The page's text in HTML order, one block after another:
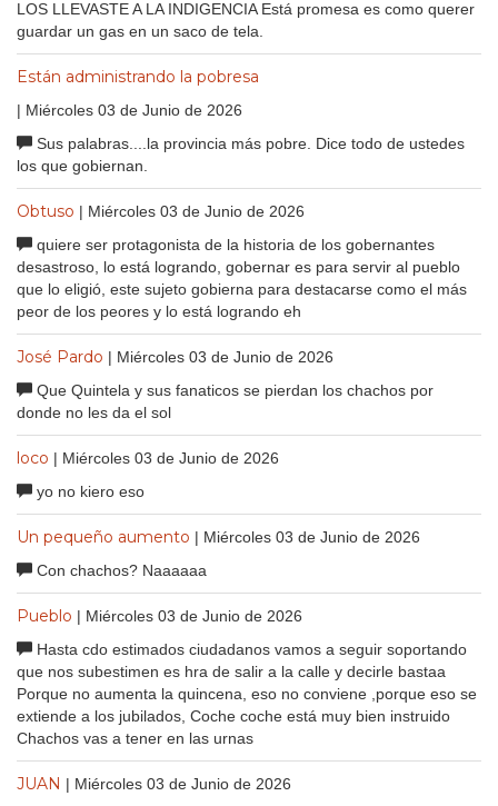
LOS LLEVASTE A LA INDIGENCIA Está promesa es como querer
guardar un gas en un saco de tela.
Están administrando la pobresa
| Miércoles 03 de Junio de 2026
Sus palabras....la provincia más pobre. Dice todo de ustedes
los que gobiernan.
Obtuso | Miércoles 03 de Junio de 2026
quiere ser protagonista de la historia de los gobernantes
desastroso, lo está logrando, gobernar es para servir al pueblo
que lo eligió, este sujeto gobierna para destacarse como el más
peor de los peores y lo está logrando eh
José Pardo | Miércoles 03 de Junio de 2026
Que Quintela y sus fanaticos se pierdan los chachos por
donde no les da el sol
loco | Miércoles 03 de Junio de 2026
yo no kiero eso
Un pequeño aumento | Miércoles 03 de Junio de 2026
Con chachos? Naaaaaa
Pueblo | Miércoles 03 de Junio de 2026
Hasta cdo estimados ciudadanos vamos a seguir soportando
que nos subestimen es hra de salir a la calle y decirle bastaa
Porque no aumenta la quincena, eso no conviene ,porque eso se
extiende a los jubilados, Coche coche está muy bien instruido
Chachos vas a tener en las urnas
JUAN | Miércoles 03 de Junio de 2026